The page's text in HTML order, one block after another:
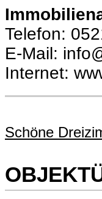
Telefon:
E-Mail:
Internet:
Schöne